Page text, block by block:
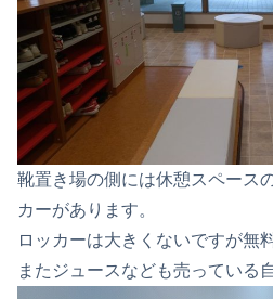
靴置き場の側には休憩スペース
カーがあります。
ロッカーは大きくないですが無
またジュースなども売っている